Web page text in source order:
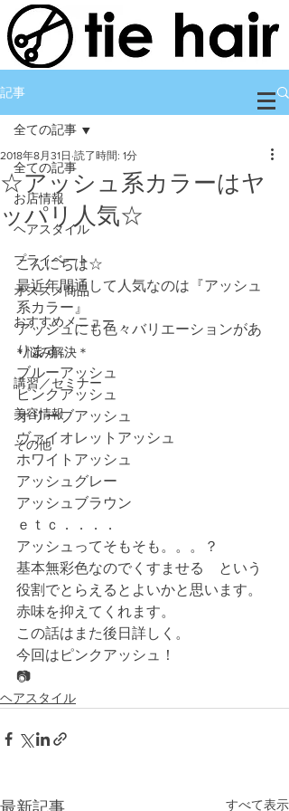
記事
全ての記事
お店情報
ヘアスタイル
プライベート
オススメ商品
おすすめメニュー
＊悩み解決＊
講習／セミナー
美容情報
その他
全ての記事
☆アッシュ系カラーはヤ
ッパリ人気☆
2018年8月31日 読了時間: 1分
こんにちは☆
最近年間通して人気なのは『アッシュ
系カラー』
アッシュにも色々バリエーションがあ
ります。
ブルーアッシュ
ピンクアッシュ
オリーブアッシュ
ヴァイオレットアッシュ
ホワイトアッシュ
アッシュグレー
アッシュブラウン
ｅｔｃ．．．．
アッシュってそもそも。。。？
基本無彩色なのでくすませる　という
役割でとらえるとよいかと思います。
赤味を抑えてくれます。
この話はまた後日詳しく。
今回はピンクアッシュ！
📷
ヘアスタイル
最新記事 すべて表示